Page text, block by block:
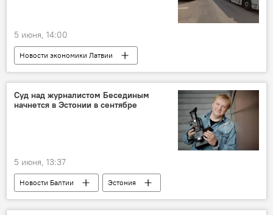
5 июня, 14:00
Новости экономики Латвии
антироссийские санкции
торговля
Латвия и Россия
Суд над журналистом Бесединым
начнется в Эстонии в сентябре
5 июня, 13:37
Новости Балтии
Эстония
Олег Беседин
суд журналист